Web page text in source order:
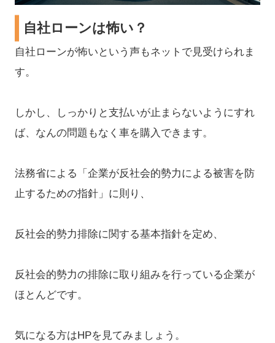
自社ローンは怖い？
自社ローンが怖いという声もネットで見受けられま
す。
しかし、しっかりと支払いが止まらないようにすれ
ば、なんの問題もなく車を購入できます。
法務省による「企業が反社会的勢力による被害を防
止するための指針」に則り、
反社会的勢力排除に関する基本指針を定め、
反社会的勢力の排除に取り組みを行っている企業が
ほとんどです。
気になる方はHPを見てみましょう。